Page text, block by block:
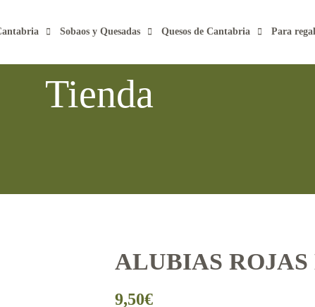
Sobaos y Quesadas Quesos de Cantabria Para
Tienda
ALUBIAS ROJAS
9,50€